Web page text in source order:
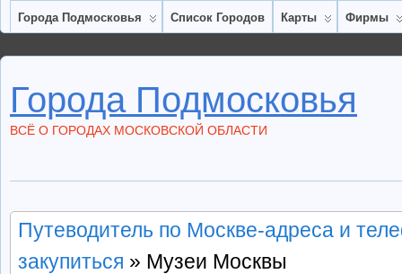
Города Подмосковья Список Городов Карты Фирмы
Города Подмосковья
ВСЁ О ГОРОДАХ МОСКОВСКОЙ ОБЛАСТИ
Путеводитель по Москве-адреса и
закупиться » Музеи Москвы